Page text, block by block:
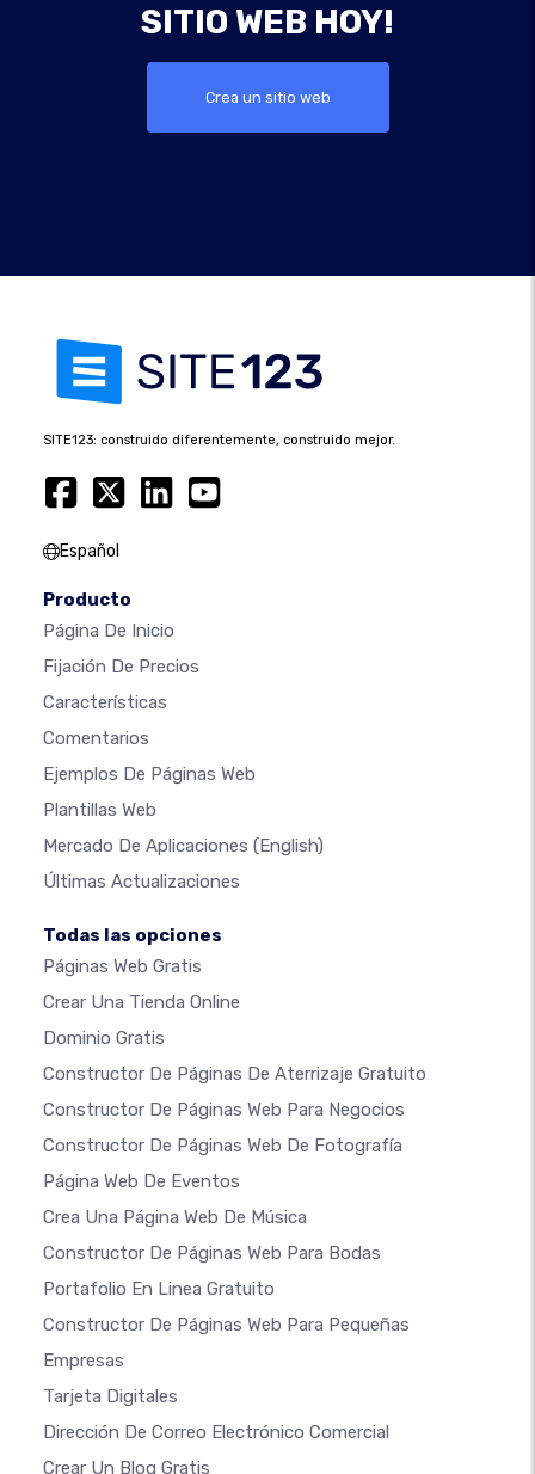
SITIO WEB HOY!
Crea un sitio web
SITE123: construido diferentemente, construido mejor.
Español
Producto
Página De Inicio
Fijación De Precios
Características
Comentarios
Ejemplos De Páginas Web
Plantillas Web
Mercado De Aplicaciones (English)
Últimas Actualizaciones
Todas las opciones
Páginas Web Gratis
Crear Una Tienda Online
Dominio Gratis
Constructor De Páginas De Aterrizaje Gratuito
Constructor De Páginas Web Para Negocios
Constructor De Páginas Web De Fotografía
Página Web De Eventos
Crea Una Página Web De Música
Constructor De Páginas Web Para Bodas
Portafolio En Linea Gratuito
Constructor De Páginas Web Para Pequeñas
Empresas
Tarjeta Digitales
Dirección De Correo Electrónico Comercial
Crear Un Blog Gratis